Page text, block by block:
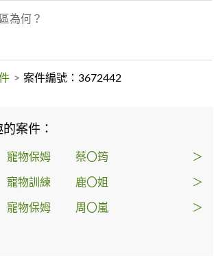
為何？
> 案件編號：3672442
案件：
寵物保姆 蔡〇筠 ＞
寵物訓練 鹿〇姐 ＞
寵物保姆 周〇嵐 ＞